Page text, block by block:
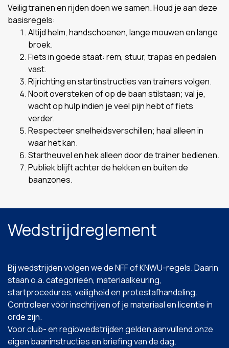
Veilig trainen en rijden doen we samen. Houd je aan deze
basisregels:
Altijd helm, handschoenen, lange mouwen en lange
broek.
Fiets in goede staat: rem, stuur, trapas en pedalen
vast.
Rijrichting en startinstructies van trainers volgen.
Nooit oversteken of op de baan stilstaan; val je,
wacht op hulp indien je veel pijn hebt of fiets
verder.
Respecteer snelheidsverschillen; haal alleen in
waar het kan.
Startheuvel en hek alleen door de trainer bedienen.
Publiek blijft achter de hekken en buiten de
baanzones.
Wedstrijdreglement
Bij wedstrijden volgen we de NFF of KNWU-regels. Daarin
staan o.a. categorieën, materiaalkeuring,
startprocedures, veiligheid en protestafhandeling.
Controleer vóór inschrijven of je materiaal en licentie in
orde zijn.
Voor club- en regiowedstrijden gelden aanvullend onze
eigen baaninstructies en briefing van de dag.